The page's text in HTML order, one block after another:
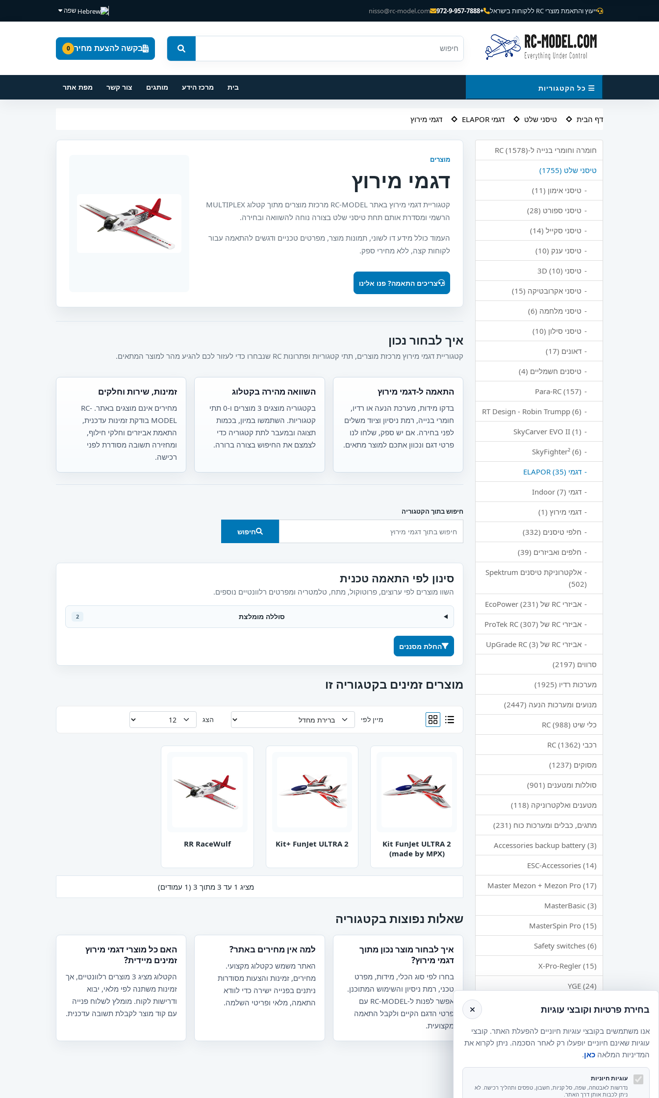
ייעוץ והתאמת מוצרי RC ללקוחות בישראל +972-9-957-7888
nisso@rc-model.com שפה
בקשה להצעת מחיר 0
כל הקטגוריות בית מרכז הידע מותגים צור קשר מפת אתר
דף הבית טיסני שלט דגמי ELAPOR דגמי מירוץ
חומרה וחומרי בנייה ל-RC (1578)
טיסני שלט (1755)
טיסני אימון (11)
טיסני ספורט (28)
טיסני סקייל (14)
טיסני ענק (10)
טיסני 3D (10)
טיסני אקרובטיקה (15)
טיסני מלחמה (6)
טיסני סילון (10)
דאונים (17)
טיסנים חשמליים (4)
Para-RC (157)
RT Design - Robin Trumpp (6)
SkyCarver EVO II (1)
SkyFighter² (6)
דגמי ELAPOR (35)
דגמי Indoor (7)
דגמי מירוץ (1)
חלפי טיסנים (332)
חלפים ואביזרים (39)
אלקטרוניקת טיסנים Spektrum
(502)
אביזרי RC של EcoPower (231)
אביזרי RC של ProTek RC (307)
אביזרי RC של UpGrade RC (3)
סרווים (2197)
מערכות רדיו (1925)
מנועים ומערכות הנעה (2447)
כלי שיט RC (988)
רכבי RC (1362)
מסוקים (1237)
סוללות ומטענים (901)
מטענים ואלקטרוניקה (118)
מתגים, כבלים ומערכות כוח (231)
Accessories backup battery (3)
ESC-Accessories (14)
Master Mezon + Mezon Pro (17)
MasterBasic (3)
MasterSpin Pro (15)
Safety switches (6)
X-Pro-Regler (15)
YGE (24)
חלפים ואביזרים (4067)
קושחה ותוכנה (1)
מרצ'נדייז (146)
מסלולי מרוץ (1)
מוצרים
דגמי מירוץ
קטגוריית דגמי מירוץ באתר RC-MODEL מרכזת מוצרים מתוך קטלוג MULTIPLEX
הרשמי ומסדרת אותם תחת טיסני שלט בצורה נוחה להשוואה ובחירה.
העמוד כולל מידע דו לשוני, תמונות מוצר, מפרטים טכניים ודגשים להתאמה עבור
לקוחות קצה, ללא מחירי ספק.
צריכים התאמה? פנו אלינו
איך לבחור נכון
קטגוריית דגמי מירוץ מרכזת מוצרים, תתי קטגוריות ופתרונות RC שנבחרו כדי לעזור לכם להגיע מהר למוצר המתאים.
התאמה ל-דגמי מירוץ
בדקו מידות, מערכת הנעה או רדיו,
חומרי בנייה, רמת ניסיון וציוד משלים
לפני בחירה. אם יש ספק, שלחו לנו
פרטי דגם ונכוון אתכם למוצר מתאים.
השוואה מהירה בקטלוג
בקטגוריה מוצגים 3 מוצרים ו-0 תתי
קטגוריות. השתמשו במיון, בכמות
תצוגה ובמעבר לתת קטגוריה כדי
לצמצם את החיפוש בצורה ברורה.
זמינות, שירות וחלקים
מחירים אינם מוצגים באתר. RC-
MODEL בודקת זמינות עדכנית,
התאמת אביזרים וחלקי חילוף,
ומחזירה תשובה מסודרת לפני
רכישה.
חיפוש בתוך הקטגוריה
חיפוש
סינון לפי התאמה טכנית
השוו מוצרים לפי ערוצים, פרוטוקול, מתח, טלמטריה ומפרטים רלוונטיים נוספים.
סוללה מומלצת 2
החלת מסננים
מוצרים זמינים בקטגוריה זו
מיין לפי הצג
Kit FunJet ULTRA 2
(made by MPX)
Kit+ FunJet ULTRA 2
RR RaceWulf
מציג 1 עד 3 מתוך 3 (1 עמודים)
שאלות נפוצות בקטגוריה
איך לבחור מוצר נכון מתוך
דגמי מירוץ?
בחרו לפי סוג הכלי, מידות, מפרט
טכני, רמת ניסיון והשימוש המתוכנן.
אפשר לפנות ל-RC-MODEL עם
פרטי הדגם הקיים ולקבל התאמה
מקצועית.
למה אין מחירים באתר?
האתר משמש כקטלוג מקצועי.
מחירים, זמינות והצעות מסודרות
ניתנים בפנייה ישירה כדי לוודא
התאמה, מלאי ופריטי השלמה.
האם כל מוצרי דגמי מירוץ
זמינים מיידית?
הקטלוג מציג 3 מוצרים רלוונטיים, אך
זמינות משתנה לפי מלאי, יבוא
ודרישות לקוח. מומלץ לשלוח פנייה
עם קוד מוצר לקבלת תשובה עדכנית.
בחירת פרטיות וקובצי עוגיות
אנו משתמשים בקובצי עוגיות חיוניים להפעלת האתר. קובצי
עוגיות שאינם חיוניים יופעלו רק לאחר הסכמה. ניתן לקרוא את
המדיניות המלאה כאן.
עוגיות חיוניות
נדרשות לאבטחה, שפה, סל קניות, חשבון, טפסים ותהליך רכישה. לא
ניתן לכבות אותן דרך האתר.